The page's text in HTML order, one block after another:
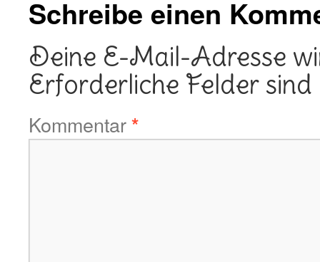
Schreibe einen
Deine E-Mail-Adresse
Erforderliche Felder
Kommentar*